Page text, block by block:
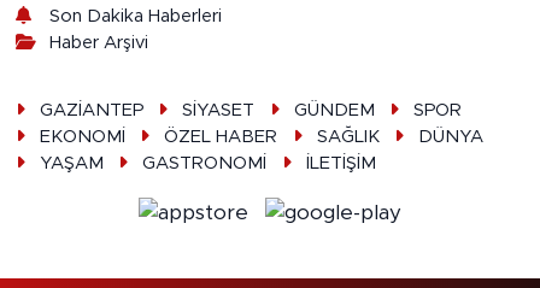
Son Dakika Haberleri
Haber Arşivi
GAZİANTEP SİYASET GÜNDEM
SPOR
EKONOMİ
ÖZEL HABER SAĞLIK
DÜNYA
YAŞAM
GASTRONOMİ İLETİŞİM